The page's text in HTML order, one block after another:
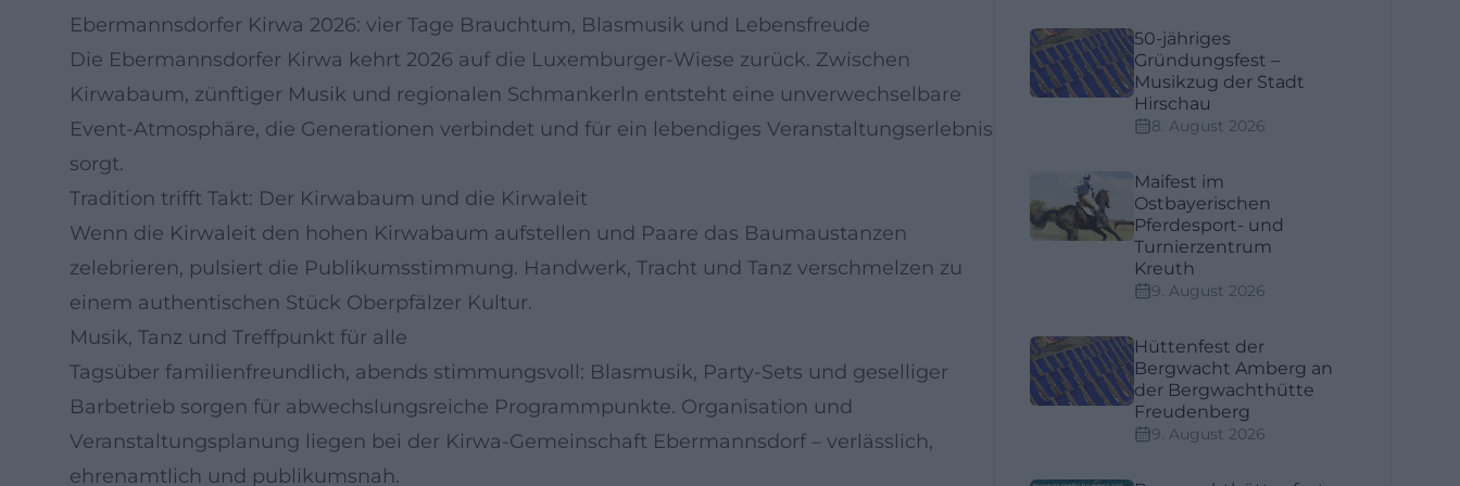
Ebermannsdorfer Kirwa 2026: vier Tage Brauchtum, Blasmusik und Lebensfreude
Die Ebermannsdorfer Kirwa kehrt 2026 auf die Luxemburger-Wiese zurück. Zwischen
Kirwabaum, zünftiger Musik und regionalen Schmankerln entsteht eine unverwechselbare
Event-Atmosphäre, die Generationen verbindet und für ein lebendiges Veranstaltungserlebnis
sorgt.
Tradition trifft Takt: Der Kirwabaum und die Kirwaleit
Wenn die Kirwaleit den hohen Kirwabaum aufstellen und Paare das Baumaustanzen
zelebrieren, pulsiert die Publikumsstimmung. Handwerk, Tracht und Tanz verschmelzen zu
einem authentischen Stück Oberpfälzer Kultur.
Musik, Tanz und Treffpunkt für alle
Tagsüber familienfreundlich, abends stimmungsvoll: Blasmusik, Party-Sets und geselliger
Barbetrieb sorgen für abwechslungsreiche Programmpunkte. Organisation und
Veranstaltungsplanung liegen bei der Kirwa-Gemeinschaft Ebermannsdorf – verlässlich,
ehrenamtlich und publikumsnah.
50-jähriges
Gründungsfest –
Musikzug der Stadt
Hirschau
8. August 2026
Maifest im
Ostbayerischen
Pferdesport- und
Turnierzentrum
Kreuth
9. August 2026
Hüttenfest der
Bergwacht Amberg an
der Bergwachthütte
Freudenberg
9. August 2026